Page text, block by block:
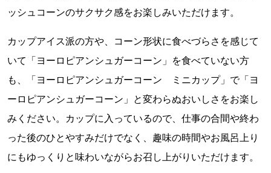
ッシュコーンのサクサク感をお楽しみいただけます。
カップアイス派の方や、コーン形状に食べづらさを感じて
いて「ヨーロピアンシュガーコーン」を食べていない方
も、「ヨーロピアンシュガーコーン ミニカップ」で「ヨ
ーロピアンシュガーコーン」と変わらぬおいしさをお楽し
みください。カップに入っているので、仕事の合間や終わ
った後のひとやすみだけでなく、趣味の時間やお風呂上り
にもゆっくりと味わいながらお召し上がりいただけます。